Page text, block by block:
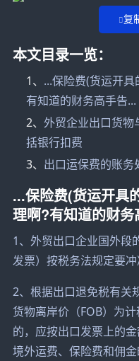
复
本文目录一览：
1、 ...保险费(货运开
有知道的财务高手告...
2、外贸企业出口货物
括银行扣费
3、 出口运保费的账务
...保险费(货运开具
理啊?有知道的财务
1、外贸出口企业国外段
发票）按税务法规定要冲
2、根据出口退免税有关
货物离岸价（FOB）为
的，应按出口发票上的
境外运费、保险费和佣